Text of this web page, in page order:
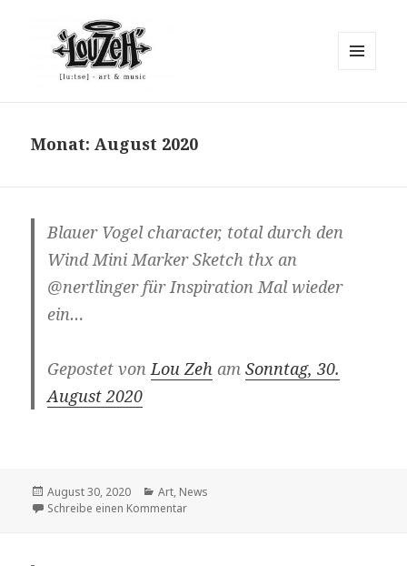
Monat:August 2020
Blauer Vogel character, total durch den
Wind Mini Marker Sketch thx an
@nertlinger für Inspiration Mal wieder
ein…
Gepostet vonLou Zeh amSonntag, 30.
August 2020
Veröffentlicht
am
August 30, 2020 Kategorien
Art, News
Schreibe einen Kommentarzu